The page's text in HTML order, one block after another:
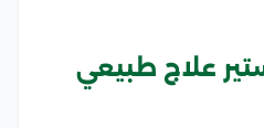
علاج طبيعي